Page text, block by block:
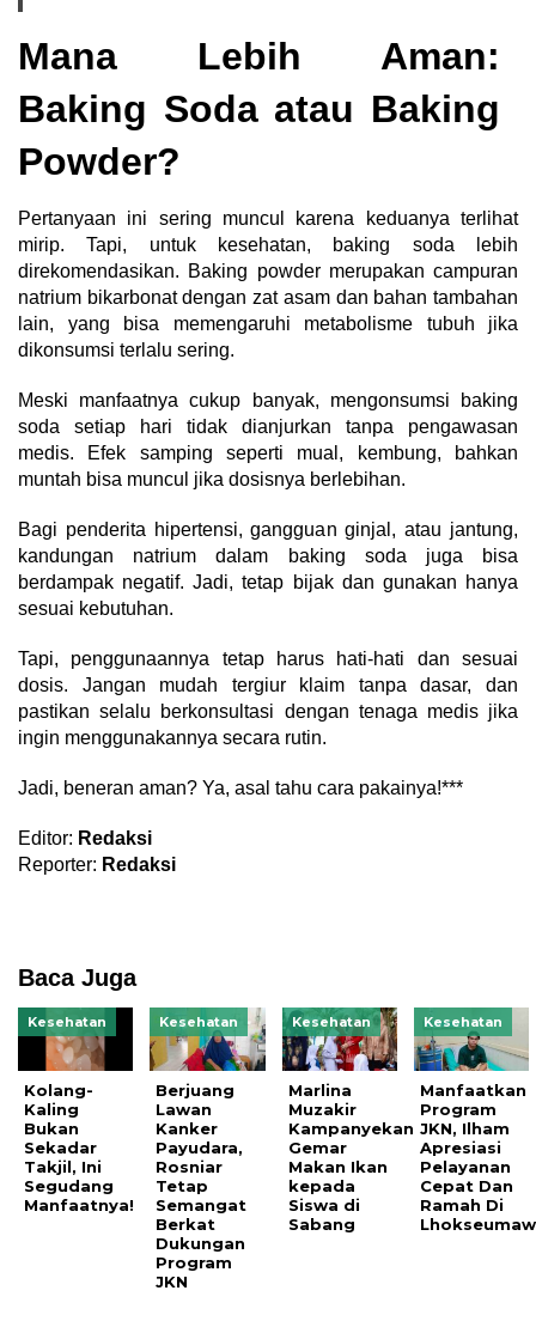
Mana Lebih Aman:
Baking Soda atau Baking
Powder?
Pertanyaan ini sering muncul karena keduanya terlihat
mirip. Tapi, untuk kesehatan, baking soda lebih
direkomendasikan. Baking powder merupakan campuran
natrium bikarbonat dengan zat asam dan bahan tambahan
lain, yang bisa memengaruhi metabolisme tubuh jika
dikonsumsi terlalu sering.
Meski manfaatnya cukup banyak, mengonsumsi baking
soda setiap hari tidak dianjurkan tanpa pengawasan
medis. Efek samping seperti mual, kembung, bahkan
muntah bisa muncul jika dosisnya berlebihan.
Bagi penderita hipertensi, gangguan ginjal, atau jantung,
kandungan natrium dalam baking soda juga bisa
berdampak negatif. Jadi, tetap bijak dan gunakan hanya
sesuai kebutuhan.
Tapi, penggunaannya tetap harus hati-hati dan sesuai
dosis. Jangan mudah tergiur klaim tanpa dasar, dan
pastikan selalu berkonsultasi dengan tenaga medis jika
ingin menggunakannya secara rutin.
Jadi, beneran aman? Ya, asal tahu cara pakainya!***
Editor: Redaksi
Reporter: Redaksi
Baca Juga
Kesehatan
Kolang-
Kaling
Bukan
Sekadar
Takjil, Ini
Segudang
Manfaatnya!
Kesehatan
Berjuang
Lawan
Kanker
Payudara,
Rosniar
Tetap
Semangat
Berkat
Dukungan
Program
JKN
Kesehatan
Marlina
Muzakir
Kampanyekan
Gemar
Makan Ikan
kepada
Siswa di
Sabang
Kesehatan
Manfaatkan
Program
JKN, Ilham
Apresiasi
Pelayanan
Cepat Dan
Ramah Di